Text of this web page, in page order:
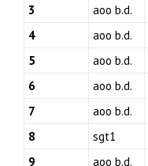
3
aoo b.d.
4
aoo b.d.
5
aoo b.d.
6
aoo b.d.
7
aoo b.d.
8
sgt1
9
aoo b.d.